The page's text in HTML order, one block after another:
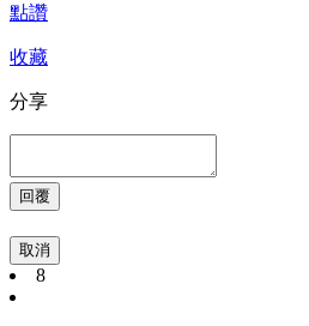
點讚
收藏
分享
取消
8